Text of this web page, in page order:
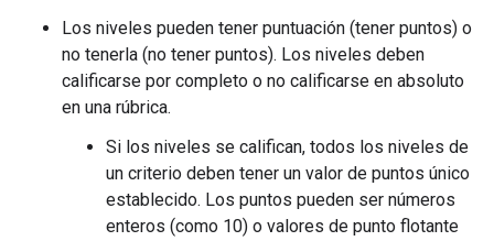
Los niveles pueden tener puntuación (tener puntos) o
no tenerla (no tener puntos). Los niveles deben
calificarse por completo o no calificarse en absoluto
en una rúbrica.
Si los niveles se califican, todos los niveles de
un criterio deben tener un valor de puntos único
establecido. Los puntos pueden ser números
enteros (como 10) o valores de punto flotante